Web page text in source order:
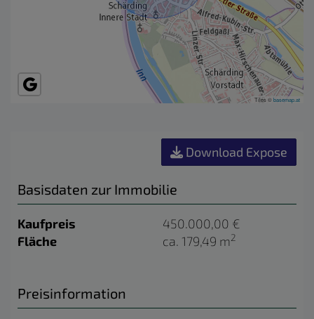
Tiles ©basemap.at
Download Expose
Basisdaten zur Immobilie
Kaufpreis
450.000,00 €
Fläche
ca. 179,49 m2
Preisinformation